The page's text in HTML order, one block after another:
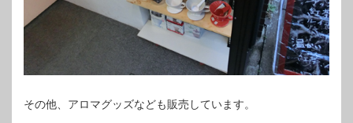
その他、アロマグッズなども販売しています。